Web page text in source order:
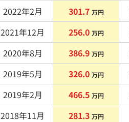
2022年2月 301.7 万円
2021年12月
256.0 万円
2020年8月
386.9 万円
2019年5月
326.0 万円
2019年2月
466.5 万円
2018年11月
281.3 万円